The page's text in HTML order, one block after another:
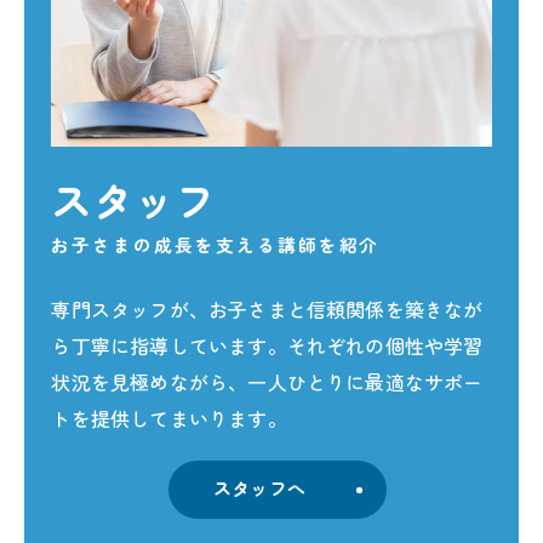
スタッフ
お子さまの成長を支える講師を紹介
専門スタッフが、お子さまと信頼関係を築きなが
ら丁寧に指導しています。それぞれの個性や学習
状況を見極めながら、一人ひとりに最適なサポー
トを提供してまいります。
スタッフへ